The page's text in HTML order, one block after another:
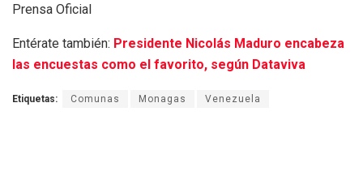
Prensa Oficial
Entérate también: Presidente Nicolás Maduro encabeza
las encuestas como el favorito, según Dataviva
Etiquetas: Comunas Monagas Venezuela